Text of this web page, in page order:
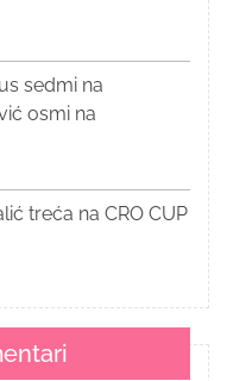
sedmi na
osmi na
treća na CRO CUP